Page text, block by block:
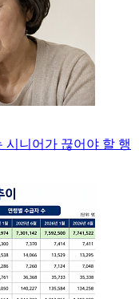
시니어가 끊어야 할 행